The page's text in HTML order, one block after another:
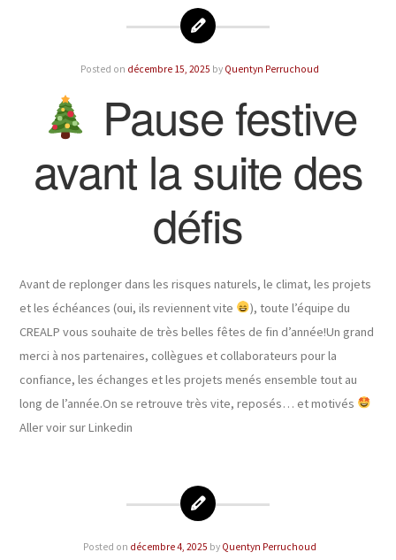
Posted on décembre 15, 2025 by Quentyn Perruchoud
Pause festive
avant la suite des
défis
Avant de replonger dans les risques naturels, le climat, les projets
et les échéances (oui, ils reviennent vite
), toute l’équipe du
CREALP vous souhaite de très belles fêtes de fin d’année!Un grand
merci à nos partenaires, collègues et collaborateurs pour la
confiance, les échanges et les projets menés ensemble tout au
long de l’année.On se retrouve très vite, reposés… et motivés
Aller voir sur Linkedin
Posted on décembre 4, 2025 by Quentyn Perruchoud